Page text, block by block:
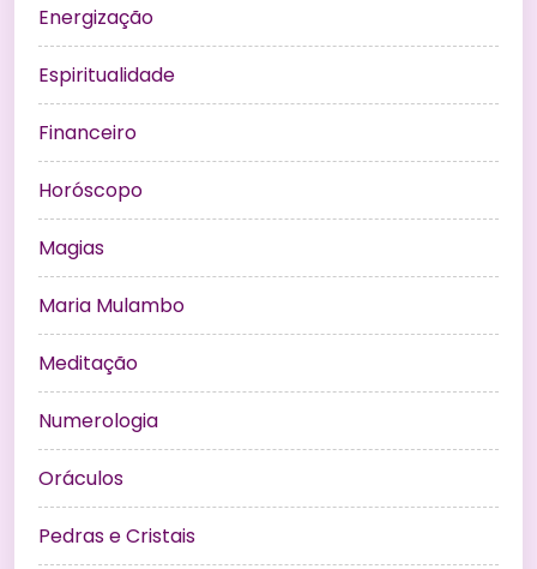
Energização
Espiritualidade
Financeiro
Horóscopo
Magias
Maria Mulambo
Meditação
Numerologia
Oráculos
Pedras e Cristais